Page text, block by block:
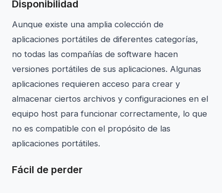
Disponibilidad
Aunque existe una amplia colección de
aplicaciones portátiles de diferentes categorías,
no todas las compañías de software hacen
versiones portátiles de sus aplicaciones. Algunas
aplicaciones requieren acceso para crear y
almacenar ciertos archivos y configuraciones en el
equipo host para funcionar correctamente, lo que
no es compatible con el propósito de las
aplicaciones portátiles.
Fácil de perder